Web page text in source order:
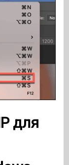
для